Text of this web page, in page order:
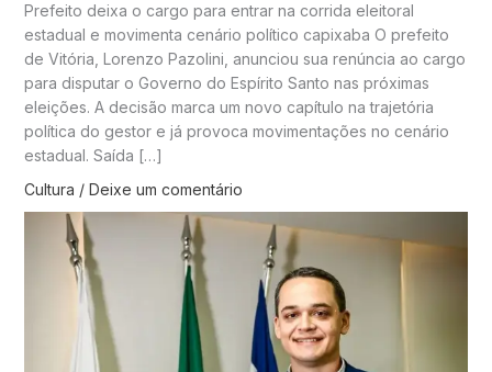
Prefeito deixa o cargo para entrar na corrida eleitoral
estadual e movimenta cenário político capixaba O prefeito
de Vitória, Lorenzo Pazolini, anunciou sua renúncia ao cargo
para disputar o Governo do Espírito Santo nas próximas
eleições. A decisão marca um novo capítulo na trajetória
política do gestor e já provoca movimentações no cenário
estadual. Saída […]
Cultura / Deixe um comentário